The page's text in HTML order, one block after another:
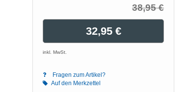
38,95 €
32,95 €
inkl. MwSt.
Fragen zum Artikel?
Auf den Merkzettel